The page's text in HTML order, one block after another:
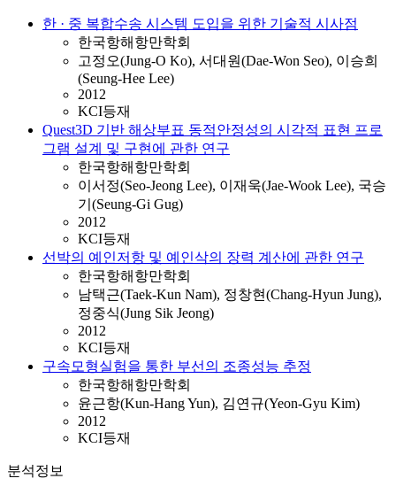
한 · 중 복합수송 시스템 도입을 위한 기술적 시사점
한국항해항만학회
고정오(Jung-O Ko), 서대원(Dae-Won Seo), 이승희
(Seung-Hee Lee)
2012
KCI등재
Quest3D 기반 해상부표 동적안정성의 시각적 표현 프로
그램 설계 및 구현에 관한 연구
한국항해항만학회
이서정(Seo-Jeong Lee), 이재욱(Jae-Wook Lee), 국승
기(Seung-Gi Gug)
2012
KCI등재
선박의 예인저항 및 예인삭의 장력 계산에 관한 연구
한국항해항만학회
남택근(Taek-Kun Nam), 정창현(Chang-Hyun Jung),
정중식(Jung Sik Jeong)
2012
KCI등재
구속모형실험을 통한 부선의 조종성능 추정
한국항해항만학회
윤근항(Kun-Hang Yun), 김연규(Yeon-Gyu Kim)
2012
KCI등재
분석정보